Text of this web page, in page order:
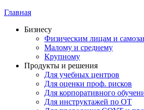
Главная
Бизнесу
Физическим лицам и
Малому и среднему
Крупному
Продукты и решения
Для учебных центров
Для оценки проф. рисков
Для корпоративного
Для инструктажей по ОТ